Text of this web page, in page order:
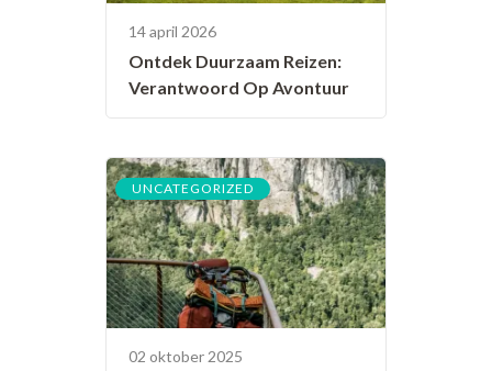
14 april 2026
Ontdek Duurzaam Reizen:
Verantwoord Op Avontuur
UNCATEGORIZED
02 oktober 2025